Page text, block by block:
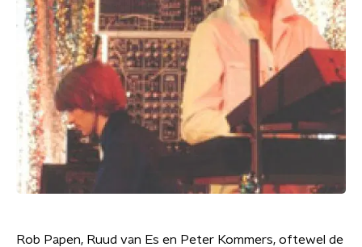
Rob Papen, Ruud van Es en Peter Kommers, oftewel de